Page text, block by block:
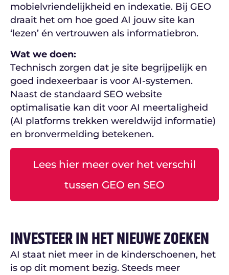
mobielvriendelijkheid en indexatie. Bij GEO
draait het om hoe goed AI jouw site kan
‘lezen’ én vertrouwen als informatiebron.
Wat we doen:
Technisch zorgen dat je site begrijpelijk en
goed indexeerbaar is voor AI-systemen.
Naast de standaard SEO website
optimalisatie kan dit voor AI meertaligheid
(AI platforms trekken wereldwijd informatie)
en bronvermelding betekenen.
Lees hier meer over het verschil
tussen GEO en SEO
INVESTEER IN HET NIEUWE ZOEKEN
AI staat niet meer in de kinderschoenen, het
is op dit moment bezig. Steeds meer